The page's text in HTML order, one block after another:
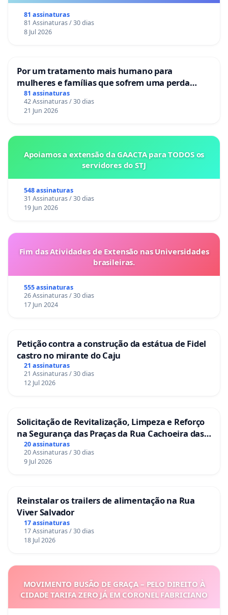
81 assinaturas
81 Assinaturas / 30 dias
8 Jul 2026
Por um tratamento mais humano para
mulheres e famílias que sofrem uma perda
gestacional nos hospitais portugueses
81 assinaturas
42 Assinaturas / 30 dias
21 Jun 2026
Apoiamos a extensão da GAACTA para TODOS os
servidores do STJ
548 assinaturas
31 Assinaturas / 30 dias
19 Jun 2026
Fim das Atividades de Extensão nas Universidades
brasileiras.
555 assinaturas
26 Assinaturas / 30 dias
17 Jun 2024
Petição contra a construção da estátua de Fidel
castro no mirante do Caju
21 assinaturas
21 Assinaturas / 30 dias
12 Jul 2026
Solicitação de Revitalização, Limpeza e Reforço
na Segurança das Praças da Rua Cachoeira das
Sete Ilhas
20 assinaturas
20 Assinaturas / 30 dias
9 Jul 2026
Reinstalar os trailers de alimentação na Rua
Viver Salvador
17 assinaturas
17 Assinaturas / 30 dias
18 Jul 2026
MOVIMENTO BUSÃO DE GRAÇA – PELO DIREITO À
CIDADE TARIFA ZERO JÁ EM CORONEL FABRICIANO